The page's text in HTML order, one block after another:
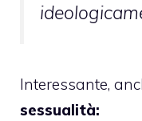
Interessante,
sessualità: